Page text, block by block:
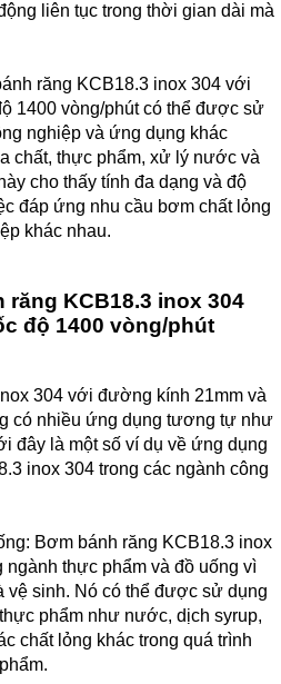
liên tục trong thời gian dài mà
răng KCB18.3 inox 304 với
1400 vòng/phút có thể được sử
nghiệp và ứng dụng khác
chất, thực phẩm, xử lý nước và
cho thấy tính đa dạng và độ
đáp ứng nhu cầu bơm chất lỏng
khác nhau.
KCB18.3 inox 304
độ 1400 vòng/phút
304 với đường kính 21mm và
có nhiều ứng dụng tương tự như
đây là một số ví dụ về ứng dụng
inox 304 trong các ngành công
Bơm bánh răng KCB18.3 inox
thực phẩm và đồ uống vì
vệ sinh. Nó có thể được sử dụng
phẩm như nước, dịch syrup,
chất lỏng khác trong quá trình